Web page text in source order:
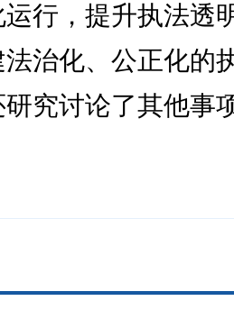
行，提升执法透
治化、公正化的
讨论了其他事